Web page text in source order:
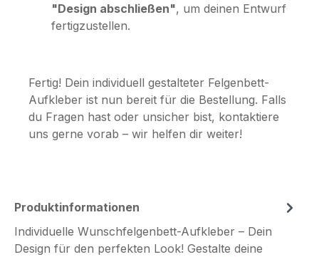
"Design abschließen", um deinen Entwurf
fertigzustellen.
Fertig! Dein individuell gestalteter Felgenbett-
Aufkleber ist nun bereit für die Bestellung. Falls
du Fragen hast oder unsicher bist, kontaktiere
uns gerne vorab – wir helfen dir weiter!
Produktinformationen
Individuelle Wunschfelgenbett-Aufkleber – Dein
Design für den perfekten Look! Gestalte deine